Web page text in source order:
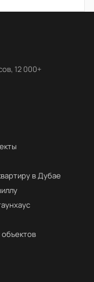
12 000+
в Дубае
объектов